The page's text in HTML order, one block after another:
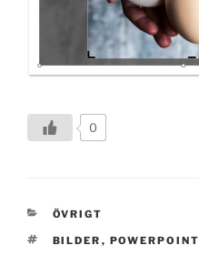
0
KATEGORIER
ÖVRIGT
TAGGAR
BILDER , POWERPOINT